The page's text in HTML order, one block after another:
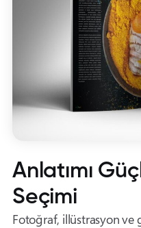
Anlatımı
Seçimi
Fotoğraf, illüstrasyon ve